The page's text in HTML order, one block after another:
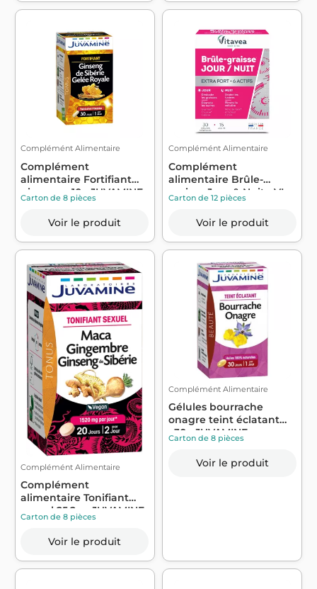
Complémént Alimentaire
Complément
alimentaire Fortifiant
ginseng x10 - JUVAMINE
Carton de 8 pièces
Voir le produit
Complémént Alimentaire
Complément
alimentaire Brûle-
graisse Jour & Nuit - VI...
Carton de 12 pièces
Voir le produit
Complémént Alimentaire
Complément
alimentaire Tonifiant
sexuel 25,2g - JUVAMINE
Carton de 8 pièces
Voir le produit
Complémént Alimentaire
Gélules bourrache
onagre teint éclatant
x30 - JUVAMINE
Carton de 8 pièces
Voir le produit